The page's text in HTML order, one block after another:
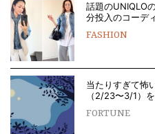
話題のUNIQLO
分投入のコーデ
FASHION
当たりすぎて怖
（2/23〜3/1）
FORTUNE